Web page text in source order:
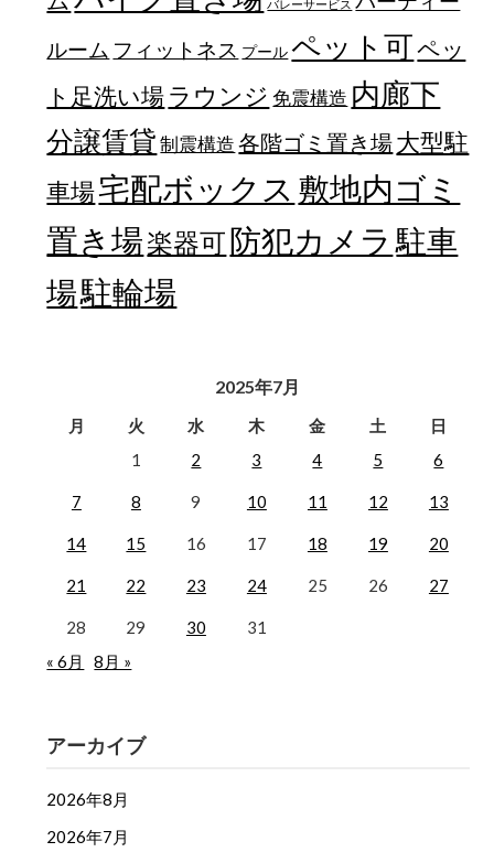
バレーサービス
ルーム フィットネス プール ペット可ペッ
ト足洗い場 ラウンジ 免震構造 内廊下
分譲賃貸 制震構造 各階ゴミ置き場大型駐
車場宅配ボックス 敷地内ゴミ
置き場楽器可防犯カメラ 駐車
場駐輪場
2025年7月
月 火 水 木 金 土
日
1
2 3 4 5 6
7 8 9 10 11 12 13
14 15 16 17 18 19 20
21 22 23 24 25 26 27
28 29 30
31
« 6月
8月 »
アーカイブ
2026年8月
2026年7月